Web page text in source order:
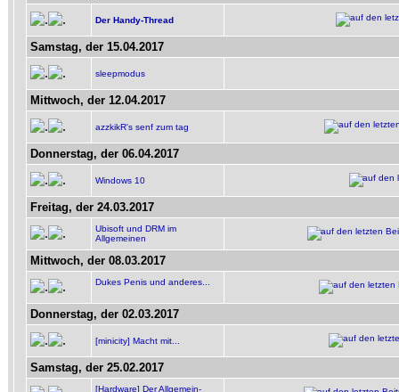
Der Handy-Thread
Samstag, der 15.04.2017
sleepmodus
Mittwoch, der 12.04.2017
azzkikR's senf zum tag
Donnerstag, der 06.04.2017
Windows 10
Freitag, der 24.03.2017
Ubisoft und DRM im
Allgemeinen
Mittwoch, der 08.03.2017
Dukes Penis und anderes...
Donnerstag, der 02.03.2017
[minicity] Macht mit...
Samstag, der 25.02.2017
[Hardware] Der Allgemein-